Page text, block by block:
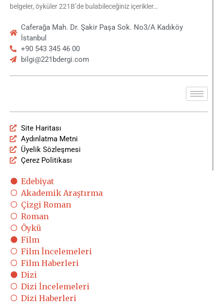
belgeler, öyküler 221B’de bulabileceğiniz içerikler…
Caferağa Mah. Dr. Şakir Paşa Sok. No3/A Kadıköy
İstanbul
+90 543 345 46 00
bilgi@221bdergi.com
Site Haritası
Aydınlatma Metni
Üyelik Sözleşmesi
Çerez Politikası
Edebiyat
Akademik Araştırma
Çizgi Roman
Roman
Öykü
Film
Film İncelemeleri
Film Haberleri
Dizi
Dizi İncelemeleri
Dizi Haberleri